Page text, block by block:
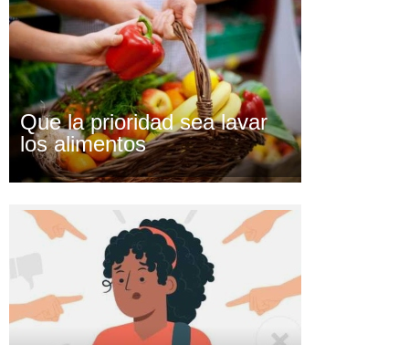
Que la prioridad sea lavar
los alimentos